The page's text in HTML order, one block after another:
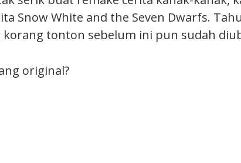
Snow White and the Seven Dwarfs.
korang tonton sebelum ini pun sudah
original?